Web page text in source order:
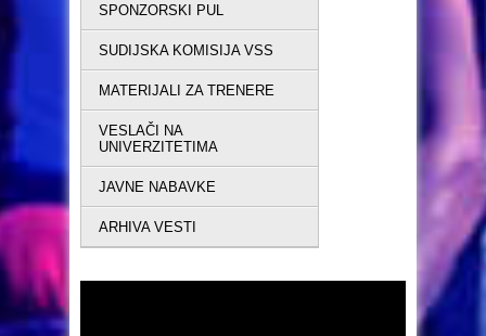
SPONZORSKI PUL
SUDIJSKA KOMISIJA VSS
MATERIJALI ZA TRENERE
VESLAČI NA
UNIVERZITETIMA
JAVNE NABAVKE
ARHIVA VESTI